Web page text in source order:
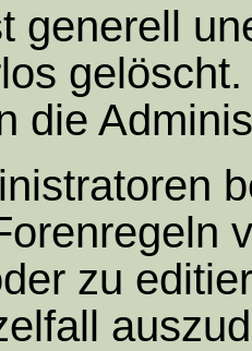
generell
die
zu